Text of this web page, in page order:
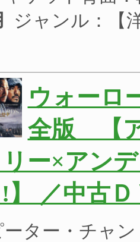
ジャンル：【
ウォー
全版 【
ー×アン
】 ／中古Ｄ
ーター・チャ